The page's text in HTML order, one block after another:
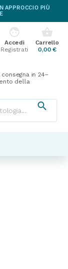
APPROCCIO PIÙ
shopping_basket
Carrello
0,00 €
face
Accedi
Registrati
in 24–
della
